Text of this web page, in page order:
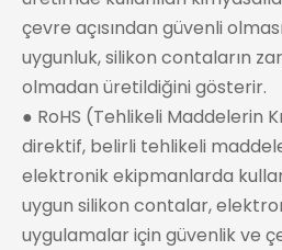
çevre açısından güvenli
uygunluk, silikon contaların
olmadan üretildiğini gösterir.
● RoHS (Tehlikeli Maddelerin
direktif, belirli tehlikeli
elektronik ekipmanlarda
uygun silikon contalar,
uygulamalar için güvenlik ve